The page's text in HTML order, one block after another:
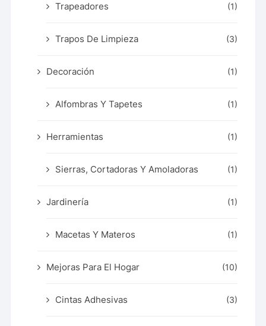
Trapeadores (1)
Trapos De Limpieza (3)
Decoración (1)
Alfombras Y Tapetes (1)
Herramientas (1)
Sierras, Cortadoras Y Amoladoras (1)
Jardinería (1)
Macetas Y Materos (1)
Mejoras Para El Hogar (10)
Cintas Adhesivas (3)